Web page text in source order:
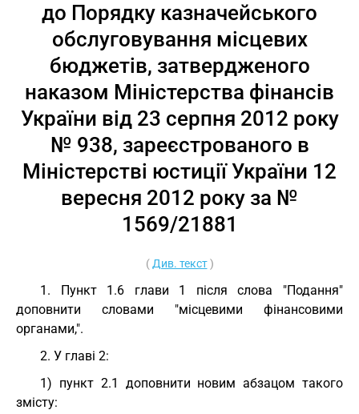
до Порядку казначейського
обслуговування місцевих
бюджетів, затвердженого
наказом Міністерства фінансів
України від 23 серпня 2012 року
№ 938, зареєстрованого в
Міністерстві юстиції України 12
вересня 2012 року за №
1569/21881
( Див. текст)
1. Пункт 1.6 глави 1 після слова "Подання"
доповнити словами "місцевими фінансовими
органами,".
2. У главі 2:
1) пункт 2.1 доповнити новим абзацом такого
змісту: